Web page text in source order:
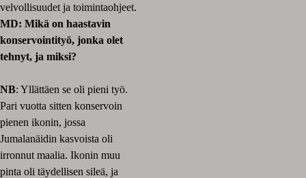
velvollisuudet ja toimintaohjeet.
MD: Mikä on haastavin
konservointityö, jonka olet
tehnyt, ja miksi?
NB: Yllättäen se oli pieni työ.
Pari vuotta sitten konservoin
pienen ikonin, jossa
Jumalanäidin kasvoista oli
irronnut maalia. Ikonin muu
pinta oli täydellisen sileä, ja